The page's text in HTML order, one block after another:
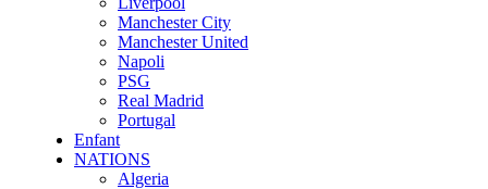
Manchester City
Manchester United
Napoli
PSG
Real Madrid
Portugal
Enfant
NATIONS
Algeria